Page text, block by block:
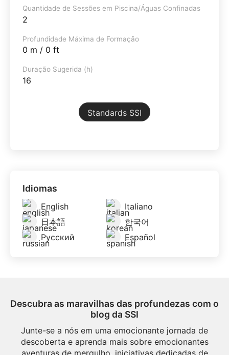
Quantidade de Sessões em Piscina/Águas Confinadas
2
Profundidade Máxima de Formação
0 m / 0 ft
Duração Sugerida (h)
16
Standards SSI
Idiomas
English
Italiano
日本語
한국어
Русский
Español
Descubra as maravilhas das profundezas com o
blog da SSI
Junte-se a nós em uma emocionante jornada de
descoberta e aprenda mais sobre emocionantes